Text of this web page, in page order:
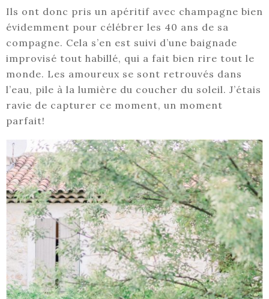
Ils ont donc pris un apéritif avec champagne bien
évidemment pour célébrer les 40 ans de sa
compagne. Cela s’en est suivi d’une baignade
improvisé tout habillé, qui a fait bien rire tout le
monde. Les amoureux se sont retrouvés dans
l’eau, pile à la lumière du coucher du soleil. J’étais
ravie de capturer ce moment, un moment
parfait!